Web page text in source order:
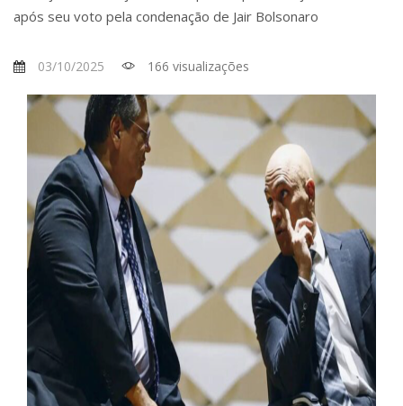
após seu voto pela condenação de Jair Bolsonaro
03/10/2025 166 visualizações